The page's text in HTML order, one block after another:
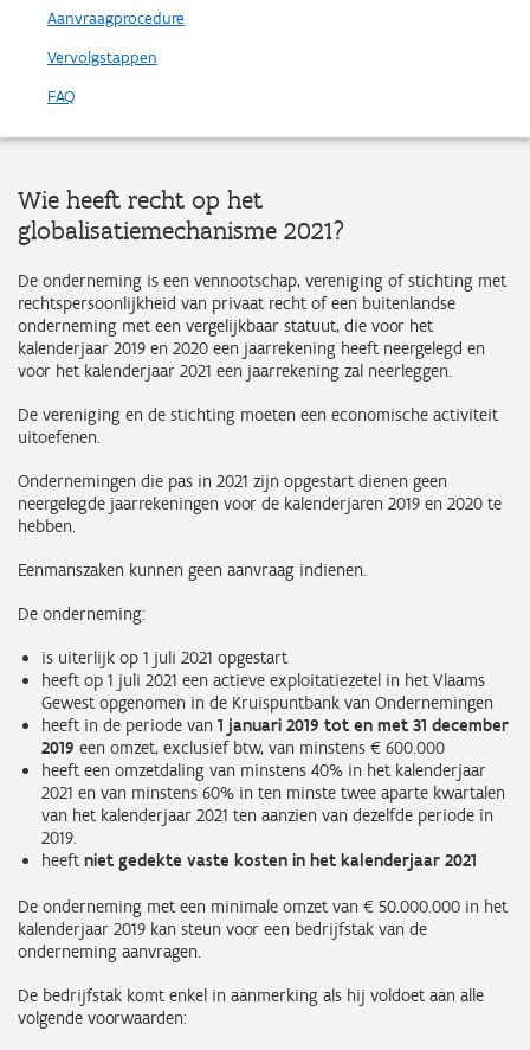
Aanvraagprocedure
Vervolgstappen
FAQ
Wie heeft recht op het
globalisatiemechanisme 2021?
De onderneming is een vennootschap, vereniging of stichting met
rechtspersoonlijkheid van privaat recht of een buitenlandse
onderneming met een vergelijkbaar statuut, die voor het
kalenderjaar 2019 en 2020 een jaarrekening heeft neergelegd en
voor het kalenderjaar 2021 een jaarrekening zal neerleggen.
De vereniging en de stichting moeten een economische activiteit
uitoefenen.
Ondernemingen die pas in 2021 zijn opgestart dienen geen
neergelegde jaarrekeningen voor de kalenderjaren 2019 en 2020 te
hebben.
Eenmanszaken kunnen geen aanvraag indienen.
De onderneming:
is uiterlijk op 1 juli 2021 opgestart
heeft op 1 juli 2021 een actieve exploitatiezetel in het Vlaams
Gewest opgenomen in de Kruispuntbank van Ondernemingen
heeft in de periode van 1 januari 2019 tot en met 31 december
2019 een omzet, exclusief btw, van minstens € 600.000
heeft een omzetdaling van minstens 40% in het kalenderjaar
2021 en van minstens 60% in ten minste twee aparte kwartalen
van het kalenderjaar 2021 ten aanzien van dezelfde periode in
2019.
heeftniet gedekte vaste kosten in het kalenderjaar 2021
De onderneming met een minimale omzet van € 50.000.000 in het
kalenderjaar 2019 kan steun voor een bedrijfstak van de
onderneming aanvragen.
De bedrijfstak komt enkel in aanmerking als hij voldoet aan alle
volgende voorwaarden: